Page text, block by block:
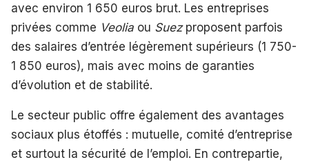
avec environ 1 650 euros brut. Les entreprises
privées comme Veolia ou Suezproposent parfois
des salaires d’entrée légèrement supérieurs (1 750-
1 850 euros), mais avec moins de garanties
d’évolution et de stabilité.
Le secteur public offre également des avantages
sociaux plus étoffés : mutuelle, comité d’entreprise
et surtout la sécurité de l’emploi. En contrepartie,